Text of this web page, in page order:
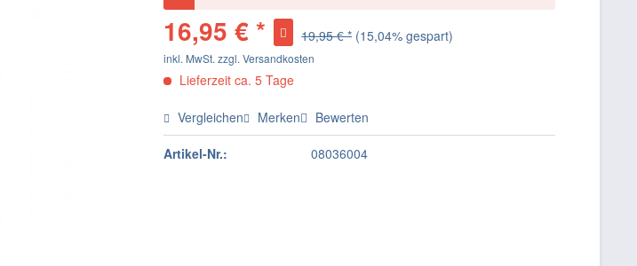
16,95 € * 19,95 € * (15,04% gespart)
inkl. MwSt.zzgl. Versandkosten
Lieferzeit ca. 5 Tage
Vergleichen Merken Bewerten
Artikel-Nr.: 08036004